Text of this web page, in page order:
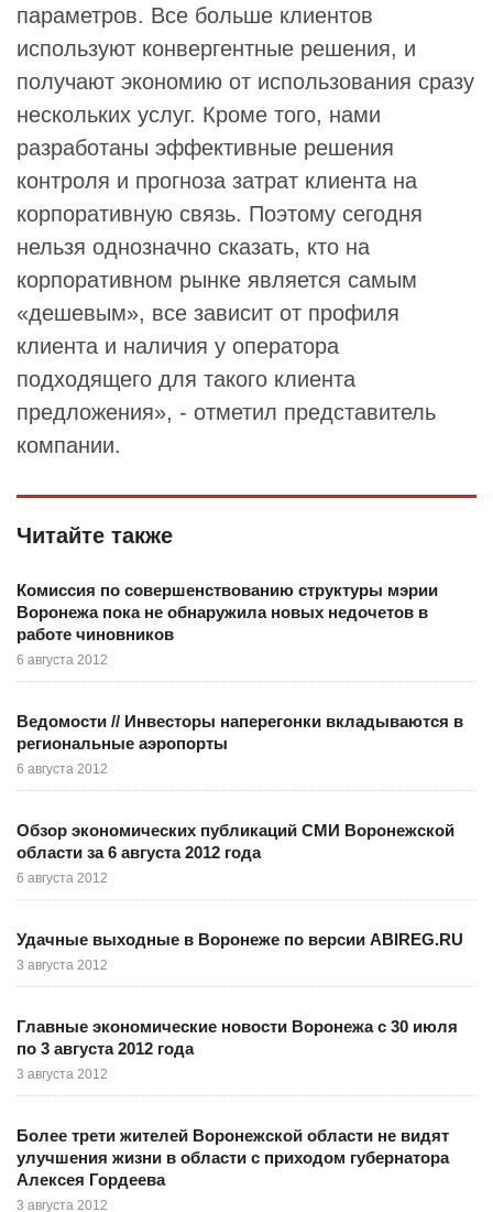
параметров. Все больше клиентов
используют конвергентные решения, и
получают экономию от использования сразу
нескольких услуг. Кроме того, нами
разработаны эффективные решения
контроля и прогноза затрат клиента на
корпоративную связь. Поэтому сегодня
нельзя однозначно сказать, кто на
корпоративном рынке является самым
«дешевым», все зависит от профиля
клиента и наличия у оператора
подходящего для такого клиента
предложения», - отметил представитель
компании.
Читайте также
Комиссия по совершенствованию структуры мэрии
Воронежа пока не обнаружила новых недочетов в
работе чиновников
6 августа 2012
Ведомости // Инвесторы наперегонки вкладываются в
региональные аэропорты
6 августа 2012
Обзор экономических публикаций СМИ Воронежской
области за 6 августа 2012 года
6 августа 2012
Удачные выходные в Воронеже по версии ABIREG.RU
3 августа 2012
Главные экономические новости Воронежа с 30 июля
по 3 августа 2012 года
3 августа 2012
Более трети жителей Воронежской области не видят
улучшения жизни в области с приходом губернатора
Алексея Гордеева
3 августа 2012